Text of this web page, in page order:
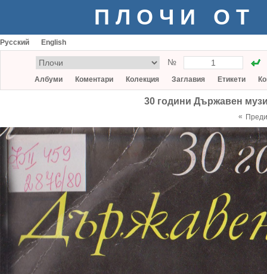
ПЛОЧИ ОТ
Русский English
№
Албуми Коментари Колекция Заглавия Етикети
30 години Държавен
«